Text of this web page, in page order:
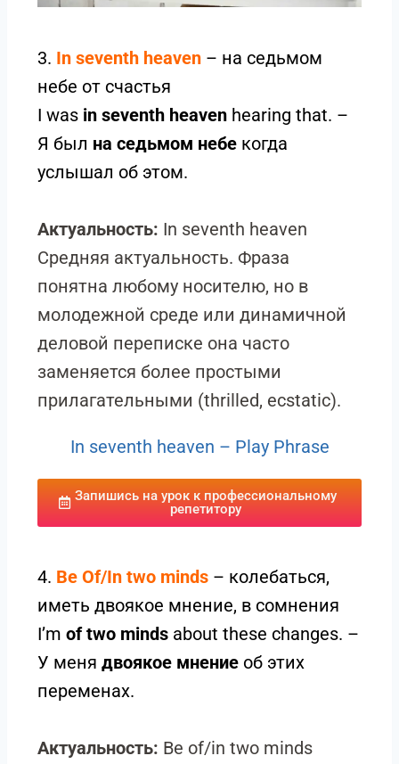
3. In seventh heaven – на седьмом
небе от счастья
I was in seventh heaven hearing that. –
Я был на седьмом небе когда
услышал об этом.
Актуальность: In seventh heaven
Средняя актуальность. Фраза
понятна любому носителю, но в
молодежной среде или динамичной
деловой переписке она часто
заменяется более простыми
прилагательными (thrilled, ecstatic).
In seventh heaven – Play Phrase
Запишись на урок к профессиональному
репетитору
4. Be Of/In two minds – колебаться,
иметь двоякое мнение, в сомнения
I’m of two minds about these changes. –
У меня двоякое мнение об этих
переменах.
Актуальность: Be of/in two minds